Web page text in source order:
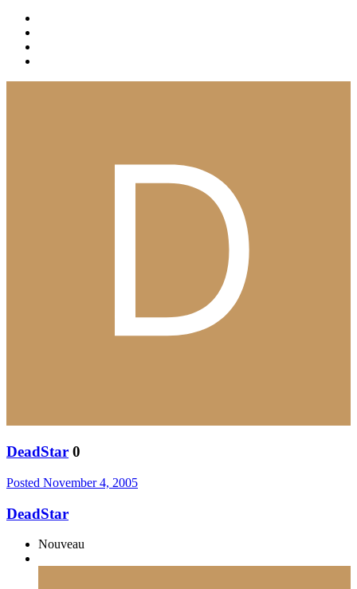
DeadStar 0
Posted November 4, 2005
DeadStar
Nouveau